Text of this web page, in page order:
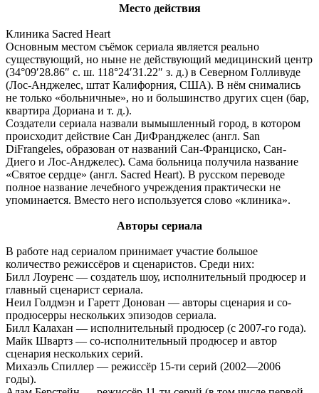
Место действия
Клиника Sacred Heart
Основным местом съёмок сериала является реально
существующий, но ныне не действующий медицинский центр
(34°09′28.86″ с. ш. 118°24′31.22″ з. д.) в Северном Голливуде
(Лос-Анджелес, штат Калифорния, США). В нём снимались
не только «больничные», но и большинство других сцен (бар,
квартира Дориана и т. д.).
Создатели сериала назвали вымышленный город, в котором
происходит действие Сан ДиФранджелес (англ. San
DiFrangeles, образован от названий Сан-Франциско, Сан-
Диего и Лос-Анджелес). Сама больница получила название
«Святое сердце» (англ. Sacred Heart). В русском переводе
полное название лечебного учреждения практически не
упоминается. Вместо него используется слово «клиника».
Авторы сериала
В работе над сериалом принимает участие большое
количество режиссёров и сценаристов. Среди них:
Билл Лоуренс — создатель шоу, исполнительный продюсер и
главный сценарист сериала.
Неил Голдмэн и Гаретт Донован — авторы сценария и со-
продюсерры нескольких эпизодов сериала.
Билл Калахан — исполнительный продюсер (с 2007-го года).
Майк Швартз — со-исполнительный продюсер и автор
сценария нескольких серий.
Михаэль Спиллер — режиссёр 15-ти серий (2002—2006
годы).